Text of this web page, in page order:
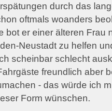
durch das
oftmals woanders
bot er einer älteren Frau
Neustadt zu helfen
scheinbar schlecht
freundlich aber
- das würde ich
Form wünschen.